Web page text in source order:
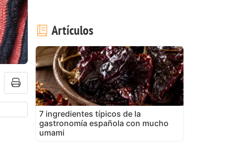
Artículos
7 ingredientes típicos de la
gastronomía española con mucho
umami